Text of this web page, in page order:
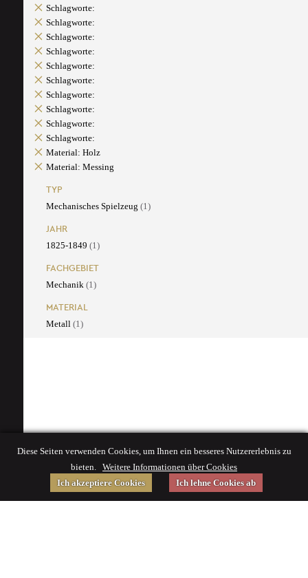
Schlagworte:
Schlagworte:
Schlagworte:
Schlagworte:
Schlagworte:
Schlagworte:
Schlagworte:
Schlagworte:
Schlagworte:
Schlagworte:
Material: Holz
Material: Messing
TYP
Mechanisches Spielzeug (1)
JAHR
1825-1849 (1)
FACHGEBIET
Mechanik (1)
MATERIAL
Metall (1)
Diese Seiten verwenden Cookies, um Ihnen ein besseres Nutzererlebnis zu
bieten. Weitere Informationen über Cookies
Ich akzeptiere Cookies
Ich lehne Cookies ab